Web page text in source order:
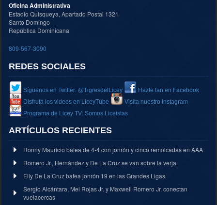
Oficina Administrativa
Estadio Quisqueya, Apartado Postal 1321
Santo Domingo
República Dominicana
809-567-3090
REDES SOCIALES
Síguenos en Twitter: @TigresdelLicey
Hazte fan en Facebook
Disfruta los videos en LiceyTube
Visita nuestro Instagram
Programa de Licey TV: Somos Liceistas
ARTÍCULOS RECIENTES
Ronny Mauricio batea de 4-4 con jonrón y cinco remolcadas en AAA
Romero Jr., Hernández y De La Cruz se van sobre la verja
Elly De La Cruz batea jonrón 19 en las Grandes Ligas
Sergio Alcántara, Mel Rojas Jr. y Maxwell Romero Jr. conectan
vuelacercas